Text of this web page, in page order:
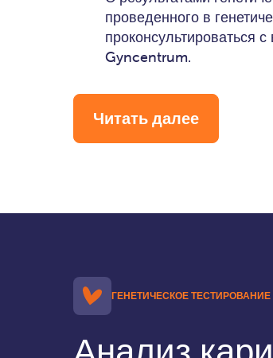
проведенного в
проконсультироваться
Gyncentrum.
Читать далее
ГЕНЕТИЧЕСКОЕ